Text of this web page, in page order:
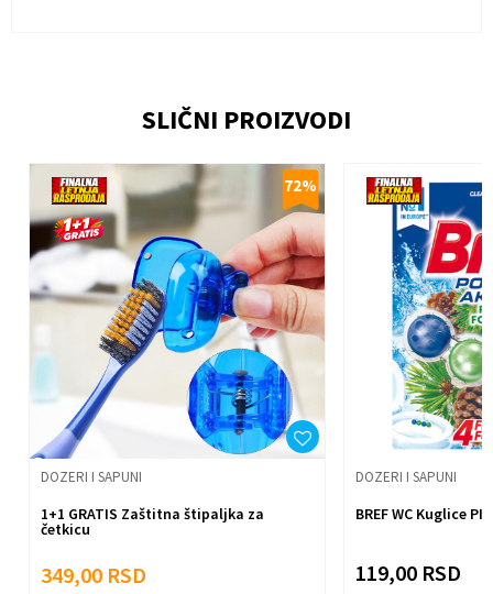
Poruka
Anti-spam zaštita - izračunajte koliko je 2 + 3 :
SLIČNI PROIZVODI
72%
DOZERI I SAPUNI
1+1 GRATIS Zaštitna štipaljka za
četkicu
349,00 RSD
DOZERI I SAPUNI
BREF WC Kuglice
119,00 RSD